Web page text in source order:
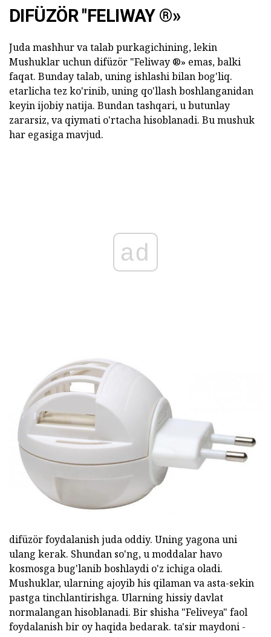
DIFÜZÖR "FELIWAY ®»
Juda mashhur va talab purkagichining, lekin
Mushuklar uchun difüzör "Feliway ®» emas, balki
faqat. Bunday talab, uning ishlashi bilan bog'liq.
etarlicha tez ko'rinib, uning qo'llash boshlanganidan
keyin ijobiy natija. Bundan tashqari, u butunlay
zararsiz, va qiymati o'rtacha hisoblanadi. Bu mushuk
har egasiga mavjud.
ad
difüzör foydalanish juda oddiy. Uning yagona uni
ulang kerak. Shundan so'ng, u moddalar havo
kosmosga bug'lanib boshlaydi o'z ichiga oladi.
Mushuklar, ularning ajoyib his qilaman va asta-sekin
pastga tinchlantirishga. Ularning hissiy davlat
normalangan hisoblanadi. Bir shisha "Feliveya" faol
foydalanish bir oy haqida bedarak. ta'sir maydoni -